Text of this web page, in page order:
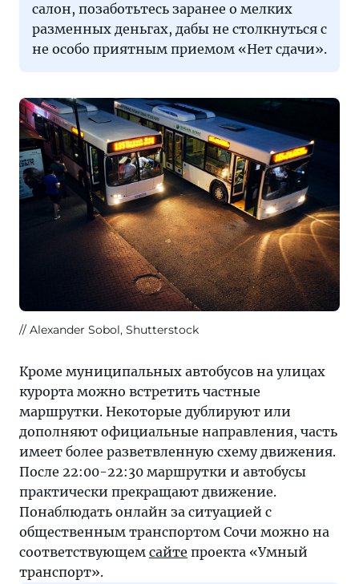
салон, позаботьтесь заранее о мелких
разменных деньгах, дабы не столкнуться с
не особо приятным приемом «Нет сдачи».
Alexander Sobol, Shutterstock
Кроме муниципальных автобусов на улицах
курорта можно встретить частные
маршрутки. Некоторые дублируют или
дополняют официальные направления, часть
имеет более разветвленную схему движения.
После 22:00-22:30 маршрутки и автобусы
практически прекращают движение.
Понаблюдать онлайн за ситуацией с
общественным транспортом Сочи можно на
соответствующем сайте проекта «Умный
транспорт».